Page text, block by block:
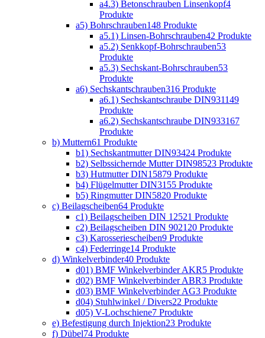
a4.3) Betonschrauben Linsenkopf4
Produkte
a5) Bohrschrauben148 Produkte
a5.1) Linsen-Bohrschrauben42 Produkte
a5.2) Senkkopf-Bohrschrauben53
Produkte
a5.3) Sechskant-Bohrschrauben53
Produkte
a6) Sechskantschrauben316 Produkte
a6.1) Sechskantschraube DIN931149
Produkte
a6.2) Sechskantschraube DIN933167
Produkte
b) Muttern61 Produkte
b1) Sechskantmutter DIN93424 Produkte
b2) Selbssichernde Mutter DIN98523 Produkte
b3) Hutmutter DIN15879 Produkte
b4) Flügelmutter DIN3155 Produkte
b5) Ringmutter DIN5820 Produkte
c) Beilagscheiben64 Produkte
c1) Beilagscheiben DIN 12521 Produkte
c2) Beilagscheiben DIN 9021 20 Produkte
c3) Karosseriescheiben9 Produkte
c4) Federringe14 Produkte
d) Winkelverbinder40 Produkte
d01) BMF Winkelverbinder AKR5 Produkte
d02) BMF Winkelverbinder ABR3 Produkte
d03) BMF Winkelverbinder AG3 Produkte
d04) Stuhlwinkel / Divers22 Produkte
d05) V-Lochschiene7 Produkte
e) Befestigung durch Injektion23 Produkte
f) Dübel74 Produkte